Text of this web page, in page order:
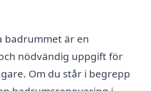
badrummet är en
nödvändig uppgift för
Om du står i begrepp